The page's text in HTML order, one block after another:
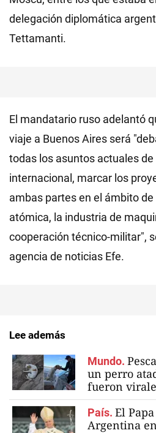
delegación diplomática
Tettamanti.
El mandatario ruso adelantó
viaje a Buenos Aires será
todas los asuntos actuales
internacional, marcar los
ambas partes en el ámbito
atómica, la industria de
cooperación técnico-militar",
agencia de noticias Efe.
Lee además
Mundo.
un perro
fueron
País. El
Argentina